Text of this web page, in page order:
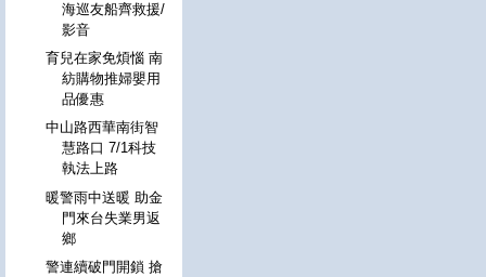
海巡友船齊救援/
影音
育兒在家免煩惱 南
紡購物推婦嬰用
品優惠
中山路西華南街智
慧路口 7/1科技
執法上路
暖警雨中送暖 助金
門來台失業男返
鄉
警連續破門開鎖 搶